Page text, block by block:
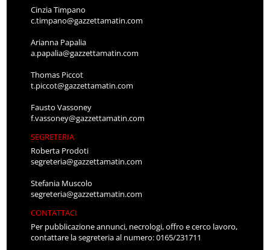
Cinzia Timpano
c.timpano@gazzettamatin.com
Arianna Papalia
a.papalia@gazzettamatin.com
Thomas Piccot
t.piccot@gazzettamatin.com
Fausto Vassoney
f.vassoney@gazzettamatin.com
SEGRETERIA
Roberta Prodoti
segreteria@gazzettamatin.com
Stefania Muscolo
segreteria@gazzettamatin.com
CONTATTACI
Per pubblicazione annunci, necrologi, offro e cerco lavoro,
contattare la segreteria al numero: 0165/231711